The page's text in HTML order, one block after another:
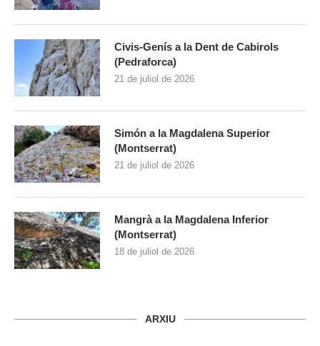
Civis-Genís a la Dent de Cabirols
(Pedraforca)
21 de juliol de 2026
Simón a la Magdalena Superior
(Montserrat)
21 de juliol de 2026
Mangrà a la Magdalena Inferior
(Montserrat)
18 de juliol de 2026
ARXIU